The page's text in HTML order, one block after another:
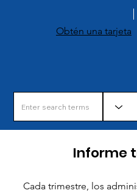
Obtén una tarjeta
Informe
Cada trimestre, los